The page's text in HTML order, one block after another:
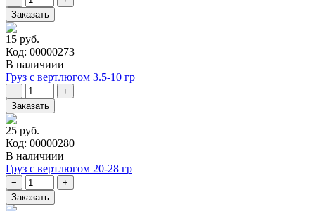
15 руб.
Код: 00000273
В наличиии
Груз с вертлюгом 3.5-10 гр
25 руб.
Код: 00000280
В наличиии
Груз с вертлюгом 20-28 гр